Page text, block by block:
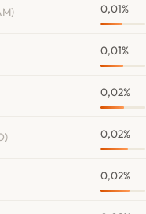
0,01%
0,01%
0,02%
0,02%
0,02%